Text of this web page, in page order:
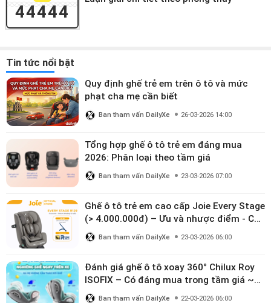
44444
Tin tức nổi bật
Quy định ghế trẻ em trên ô tô và mức
phạt cha mẹ cần biết
Ban tham vấn DailyXe 26-03-2026 14:00
Tổng hợp ghế ô tô trẻ em đáng mua
2026: Phân loại theo tầm giá
Ban tham vấn DailyXe 23-03-2026 07:00
Ghế ô tô trẻ em cao cấp Joie Every Stage
(> 4.000.000đ) – Ưu và nhược điểm - Có
đáng đầu tư cho bé từ 0–12 tuổi?
Ban tham vấn DailyXe 23-03-2026 06:00
Đánh giá ghế ô tô xoay 360° Chilux Roy
ISOFIX – Có đáng mua trong tầm giá ~3
triệu
Ban tham vấn DailyXe 22-03-2026 06:00